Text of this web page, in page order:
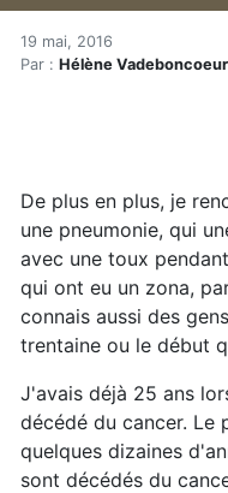
Accueil
Articles
Journal
19 mai, 2016
Par : Hélène Vadeboncoeur
De plus en plus, je
une pneumonie, qui
avec une toux
qui ont eu un zona,
connais aussi des
trentaine ou le début
J'avais déjà 25 ans
décédé du cancer. Le
quelques dizaines
sont décédés du